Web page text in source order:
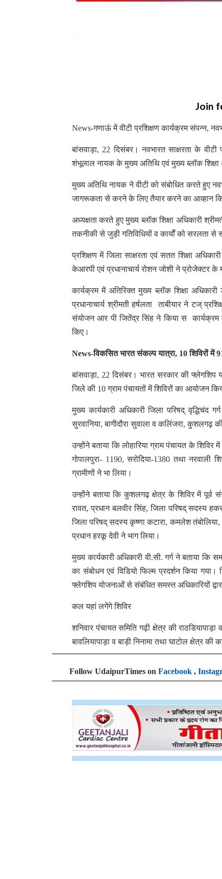
Join
News-गणाऊं में वीटी प्रशिक्षण कार्यक्रम संपन्न,
बांसवाड़ा, 22 दिसंबर। नवभारत साक्षरता के
शंभूलाल नायक के मुख्य अतिथि एवं मुख्य ब्लॉक शिक्षा
मुख्य अतिथि नायक ने वीटी को संबोधित करते हुए
जागरूकता से करने के लिए तैयार करने का आव्हान
अध्यक्षता करते हुए मुख्य ब्लॉक शिक्षा अधिकारी
तकनीकी से जुड़ी गतिविधियों व कार्यों को सरलता
प्रशिक्षण में जिला साक्षरता एवं सतत शिक्षा
केआरपी एवं प्रधानाचार्य रोशन जोशी ने प्रोजेक्टर के
कार्यक्रम में अतिरिक्त मुख्य ब्लॉक शिक्षा
प्रधानाचार्य श्रीमती हर्षलता ताबीयार ने टज्
संयोजन आर पी जितेंद्र सिंह ने किया स कार्यक्रम में
किए।
News-विकसित भारत संकल्प यात्रा, 10 शिविरों में
बांसवाड़ा, 22 दिसंबर। भारत सरकार की
जिले की 10 ग्राम पंचायतों में शिविरों का आयोजन
मुख्य कार्यकारी अधिकारी जिला परिषद् वृद्धिचंद
सुरवानिया, बागीदौरा सुवाला व कलिंजरा, कुशलगढ़
उन्होंने बताया कि लोहारिया ग्राम पंचायत के
गोपालपुरा- 1190, सरोदिया-1380 तथा नरवाली
ग्रामीणों ने भा लिया।
उन्होंने बताया कि कुशलगढ़ क्षेत्र के शिविर में पूर्व
रावत, प्रधान बलवीर सिंह, जिला परिषद् सदस्य हकरू
जिला परिषद् सदस्य कृष्णा कटारा, कमलेश तंबोलिया,
प्रधान हरकू देवी ने भाग लिया।
मुख्य कार्यकारी अधिकारी वी.सी. गर्ग ने बताया कि
का संबोधन एवं विडियो फिल्म प्रदर्शन किया
फ्लेगशिप योजनाओं से संबंधित समस्त अधिकारियों
कल यहां लगेंगे शिविर
शनिवार पंचायत समिति गढ़ी क्षेत्र की
बावलियापाड़ा व बाड़ी निनामा तथा घाटोल क्षेत्र
Follow UdaipurTimes on Facebook ,